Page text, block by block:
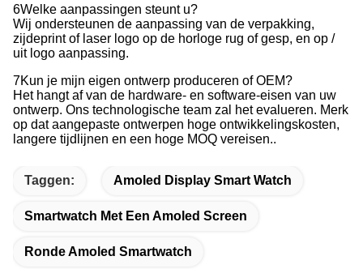
6Welke aanpassingen steunt u?
Wij ondersteunen de aanpassing van de verpakking,
zijdeprint of laser logo op de horloge rug of gesp, en op /
uit logo aanpassing.
7Kun je mijn eigen ontwerp produceren of OEM?
Het hangt af van de hardware- en software-eisen van uw
ontwerp. Ons technologische team zal het evalueren. Merk
op dat aangepaste ontwerpen hoge ontwikkelingskosten,
langere tijdlijnen en een hoge MOQ vereisen..
Taggen: Amoled Display Smart Watch
Smartwatch Met Een Amoled Screen
Ronde Amoled Smartwatch